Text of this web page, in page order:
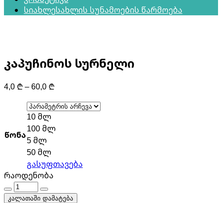
სიახლესახლის სუნამოების წარმოება
კაპუჩინოს სურნელი
4,0 ₾–60,0 ₾Price
4,0 ₾
60,0 ₾
წონა
10 მლ
100 მლ
5 მლ
50 მლ
გასუფთავება
რაოდენობა
კალათაში დამატება